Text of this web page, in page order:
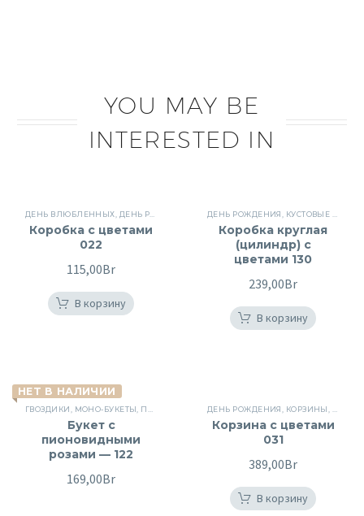
YOU MAY BE
INTERESTED IN
ДЕНЬ ВЛЮБЛЕННЫХ, ДЕНЬ РОЖДЕНИЯ КОМПОЗИЦИИ В КОРОБКЕ,ЛИНЕЙКА
Коробка с цветами
022
115,00Br
В корзину
ДЕНЬ РОЖДЕНИЯ , КУСТОВЫЕ РОЗЫ
Коробка круглая
(цилиндр) с
цветами 130
239,00Br
В корзину
НЕТ В НАЛИЧИИ
ГВОЗДИКИ , МОНО-БУКЕТЫ, ПИОНОВИДНЫЕ РОЗЫ ,СБОРНЫЕ БУКЕТЫ, ЦВЕТЫ
Букет с
пионовидными
розами — 122
169,00Br
ДЕНЬ РОЖДЕНИЯ , КОРЗИНЫ ,
Корзина с цветами
031
389,00Br
В корзину